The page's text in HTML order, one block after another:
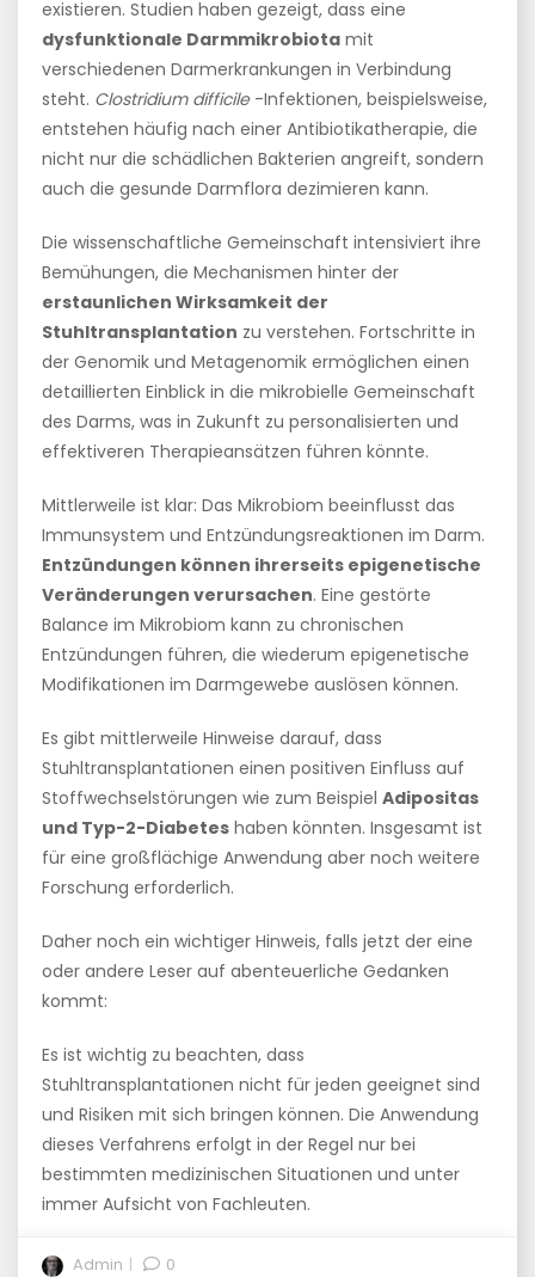
existieren. Studien haben gezeigt, dass eine
dysfunktionale Darmmikrobiota mit
verschiedenen Darmerkrankungen in Verbindung
steht. Clostridium difficile -Infektionen, beispielsweise,
entstehen häufig nach einer Antibiotikatherapie, die
nicht nur die schädlichen Bakterien angreift, sondern
auch die gesunde Darmflora dezimieren kann.
Die wissenschaftliche Gemeinschaft intensiviert ihre
Bemühungen, die Mechanismen hinter der
erstaunlichen Wirksamkeit der
Stuhltransplantation zu verstehen. Fortschritte in
der Genomik und Metagenomik ermöglichen einen
detaillierten Einblick in die mikrobielle Gemeinschaft
des Darms, was in Zukunft zu personalisierten und
effektiveren Therapieansätzen führen könnte.
Mittlerweile ist klar: Das Mikrobiom beeinflusst das
Immunsystem und Entzündungsreaktionen im Darm.
Entzündungen können ihrerseits epigenetische
Veränderungen verursachen. Eine gestörte
Balance im Mikrobiom kann zu chronischen
Entzündungen führen, die wiederum epigenetische
Modifikationen im Darmgewebe auslösen können.
Es gibt mittlerweile Hinweise darauf, dass
Stuhltransplantationen einen positiven Einfluss auf
Stoffwechselstörungen wie zum Beispiel Adipositas
und Typ-2-Diabetes haben könnten. Insgesamt ist
für eine großflächige Anwendung aber noch weitere
Forschung erforderlich.
Daher noch ein wichtiger Hinweis, falls jetzt der eine
oder andere Leser auf abenteuerliche Gedanken
kommt:
Es ist wichtig zu beachten, dass
Stuhltransplantationen nicht für jeden geeignet sind
und Risiken mit sich bringen können. Die Anwendung
dieses Verfahrens erfolgt in der Regel nur bei
bestimmten medizinischen Situationen und unter
immer Aufsicht von Fachleuten.
Admin 0